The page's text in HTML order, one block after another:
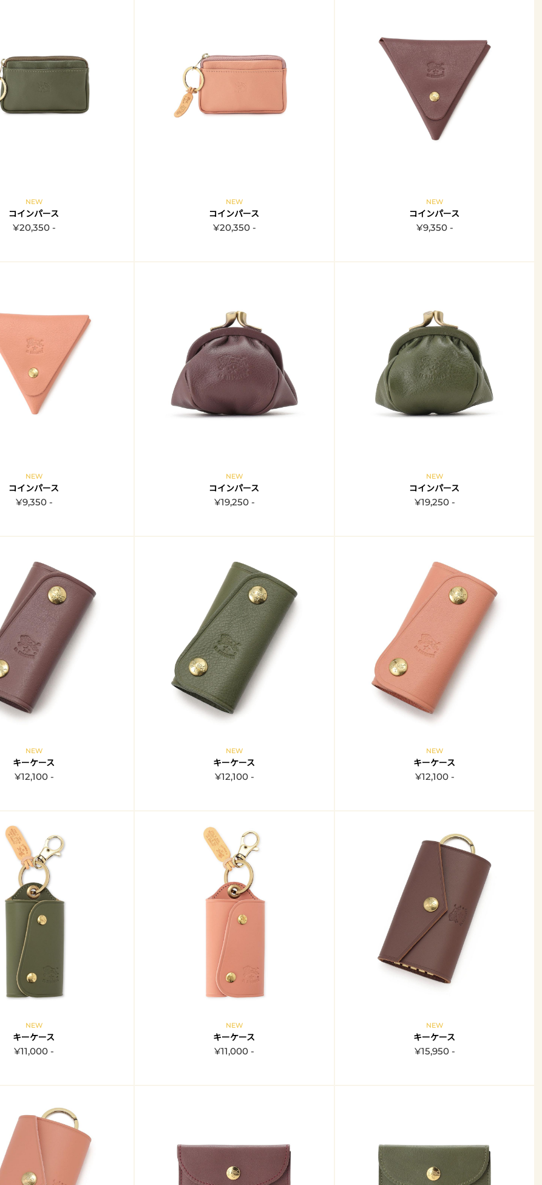
NEW
コインパース
¥20,350 -
NEW
コインパース
¥20,350 -
NEW
コインパース
¥9,350 -
NEW
コインパース
¥9,350 -
NEW
コインパース
¥19,250 -
NEW
コインパース
¥19,250 -
NEW
キーケース
¥12,100 -
NEW
キーケース
¥12,100 -
NEW
キーケース
¥12,100 -
NEW
キーケース
¥11,000 -
NEW
キーケース
¥11,000 -
NEW
キーケース
¥15,950 -